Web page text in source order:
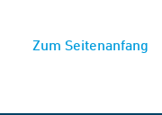
Zum Seitenanfang